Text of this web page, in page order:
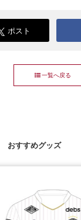
ポスト
一覧へ戻る
おすすめグッズ